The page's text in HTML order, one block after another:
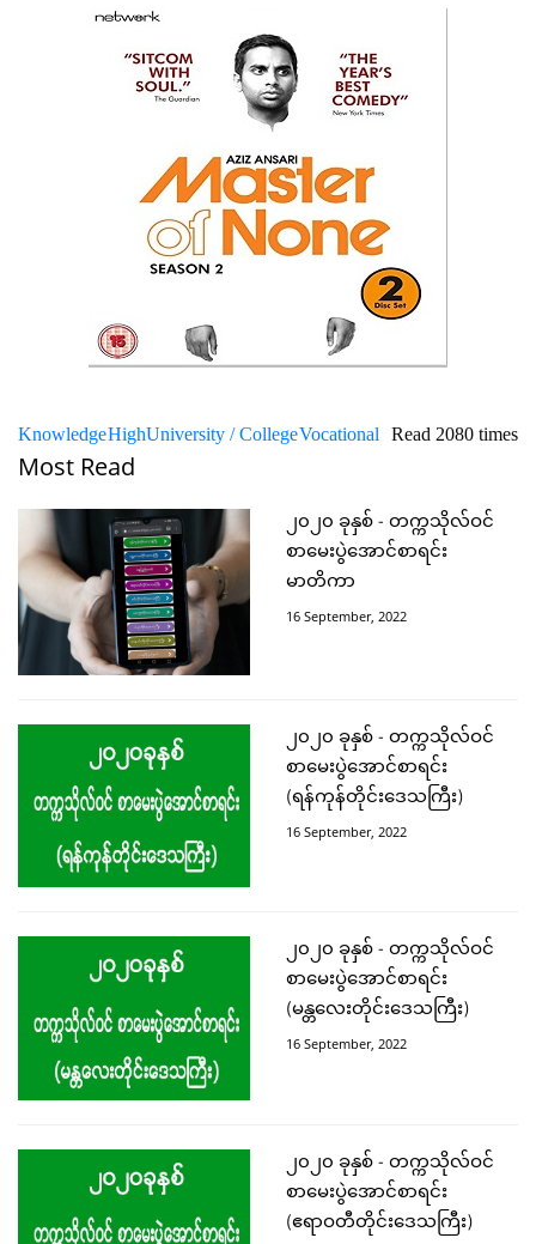
KnowledgeHighUniversity / CollegeVocational Read 2080 times
Most Read
၂၀၂၀ ခုနှစ် - တက္ကသိုလ်ဝင်
စာမေးပွဲအောင်စာရင်း
မာတိကာ
16 September, 2022
၂၀၂၀ ခုနှစ် - တက္ကသိုလ်ဝင်
စာမေးပွဲအောင်စာရင်း
(ရန်ကုန်တိုင်းဒေသကြီး)
16 September, 2022
၂၀၂၀ ခုနှစ် - တက္ကသိုလ်ဝင်
စာမေးပွဲအောင်စာရင်း
(မန္တလေးတိုင်းဒေသကြီး)
16 September, 2022
၂၀၂၀ ခုနှစ် - တက္ကသိုလ်ဝင်
စာမေးပွဲအောင်စာရင်း
(ဧရာဝတီတိုင်းဒေသကြီး)